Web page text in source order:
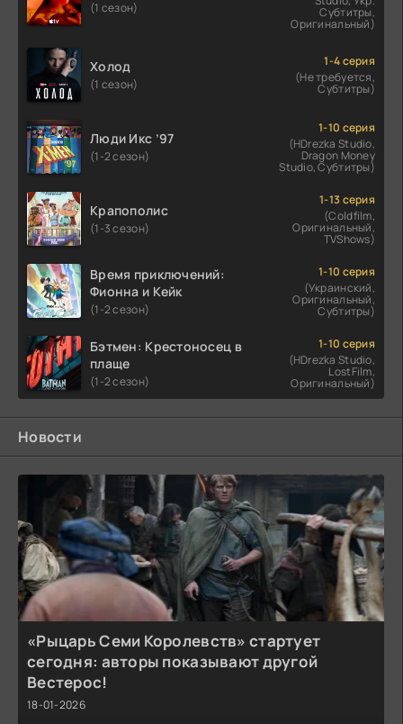
(1 сезон) Субтитры,
Оригинальный)
Холод
(1 сезон)
1-4 серия
(Не требуется,
Субтитры)
Люди Икс ’97
(1-2 сезон)
1-10 серия
(HDrezka Studio,
Dragon Money
Studio, Субтитры)
Крапополис
(1-3 сезон)
1-13 серия
(Coldfilm,
Оригинальный,
TVShows)
Время приключений:
Фионна и Кейк
(1-2 сезон)
1-10 серия
(Украинский,
Оригинальный,
Субтитры)
Бэтмен: Крестоносец в
плаще
(1-2 сезон)
1-10 серия
(HDrezka Studio,
LostFilm,
Оригинальный)
Новости
«Рыцарь Семи Королевств» стартует
сегодня: авторы показывают другой
Вестерос!
18-01-2026